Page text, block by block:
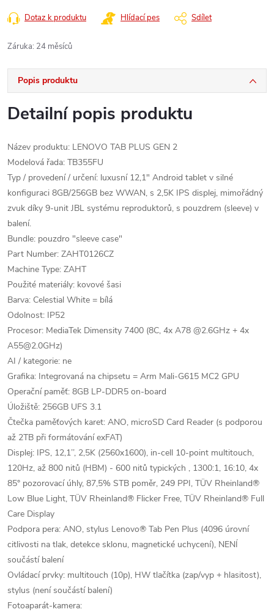
Dotaz k produktu Hlídací pes Sdílet
Záruka: 24 měsíců
Popis produktu
Detailní popis produktu
Název produktu: LENOVO TAB PLUS GEN 2
Modelová řada: TB355FU
Typ / provedení / určení: luxusní 12,1" Android tablet v silné
konfiguraci 8GB/256GB bez WWAN, s 2,5K IPS displej, mimořádný
zvuk díky 9-unit JBL systému reproduktorů, s pouzdrem (sleeve) v
balení.
Bundle: pouzdro "sleeve case"
Part Number: ZAHT0126CZ
Machine Type: ZAHT
Použité materiály: kovové šasi
Barva: Celestial White = bílá
Odolnost: IP52
Procesor: MediaTek Dimensity 7400 (8C, 4x A78 @2.6GHz + 4x
A55@2.0GHz)
AI / kategorie: ne
Grafika: Integrovaná na chipsetu = Arm Mali-G615 MC2 GPU
Operační paměť: 8GB LP-DDR5 on-board
Úložiště: 256GB UFS 3.1
Čtečka paměťových karet: ANO, microSD Card Reader (s podporou
až 2TB při formátování exFAT)
Displej: IPS, 12,1’’, 2,5K (2560x1600), in-cell 10-point multitouch,
120Hz, až 800 nitů (HBM) - 600 nitů typických , 1300:1, 16:10, 4x
85° pozorovací úhly, 87,5% STB poměr, 249 PPI, TÜV Rheinland®
Low Blue Light, TÜV Rheinland® Flicker Free, TÜV Rheinland® Full
Care Display
Podpora pera: ANO, stylus Lenovo® Tab Pen Plus (4096 úrovní
citlivosti na tlak, detekce sklonu, magnetické uchycení), NENÍ
součástí balení
Ovládací prvky: multitouch (10p), HW tlačítka (zap/vyp + hlasitost),
stylus (není součástí balení)
Fotoaparát-kamera: